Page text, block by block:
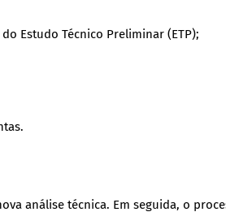
Estudo Técnico Preliminar (ETP);
análise técnica. Em seguida, o